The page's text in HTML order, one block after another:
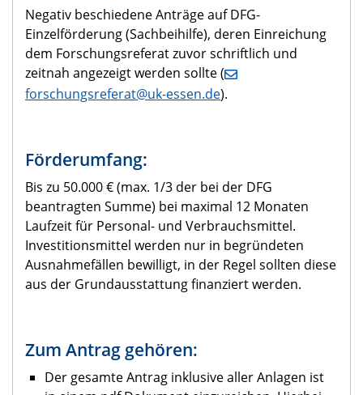
Negativ beschiedene Anträge auf DFG-
Einzelförderung (Sachbeihilfe), deren Einreichung
dem Forschungsreferat zuvor schriftlich und
zeitnah angezeigt werden sollte (
forschungsreferat@uk-essen.de).
Förderumfang:
Bis zu 50.000 € (max. 1/3 der bei der DFG
beantragten Summe) bei maximal 12 Monaten
Laufzeit für Personal- und Verbrauchsmittel.
Investitionsmittel werden nur in begründeten
Ausnahmefällen bewilligt, in der Regel sollten diese
aus der Grundausstattung finanziert werden.
Zum Antrag gehören:
Der gesamte Antrag inklusive aller Anlagen ist